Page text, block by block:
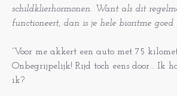
schildklierhormonen. Want als dit
functioneert, dan is je hele bioritme
“Voor me akkert een auto met 75
Onbegrijpelijk! Rijd toch eens door… Ik
ik?